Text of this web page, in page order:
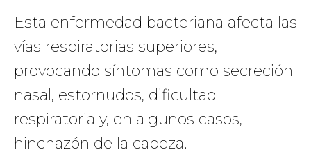
Esta enfermedad bacteriana afecta las
vías respiratorias superiores,
provocando síntomas como secreción
nasal, estornudos, dificultad
respiratoria y, en algunos casos,
hinchazón de la cabeza.